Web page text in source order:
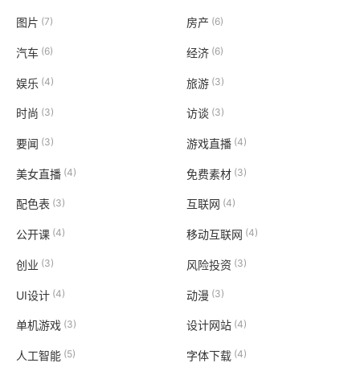
图片 (7) 房产 (6)
汽车 (6) 经济(6)
娱乐 (4) 旅游(3)
时尚 (3) 访谈 (3)
要闻 (3) 游戏直播(4)
美女直播 (4) 免费素材(3)
配色表 (3) 互联网 (4)
公开课 (4) 移动互联网 (4)
创业 (3) 风险投资 (3)
UI设计 (4) 动漫 (3)
单机游戏 (3) 设计网站(4)
人工智能 (5) 字体下载(4)